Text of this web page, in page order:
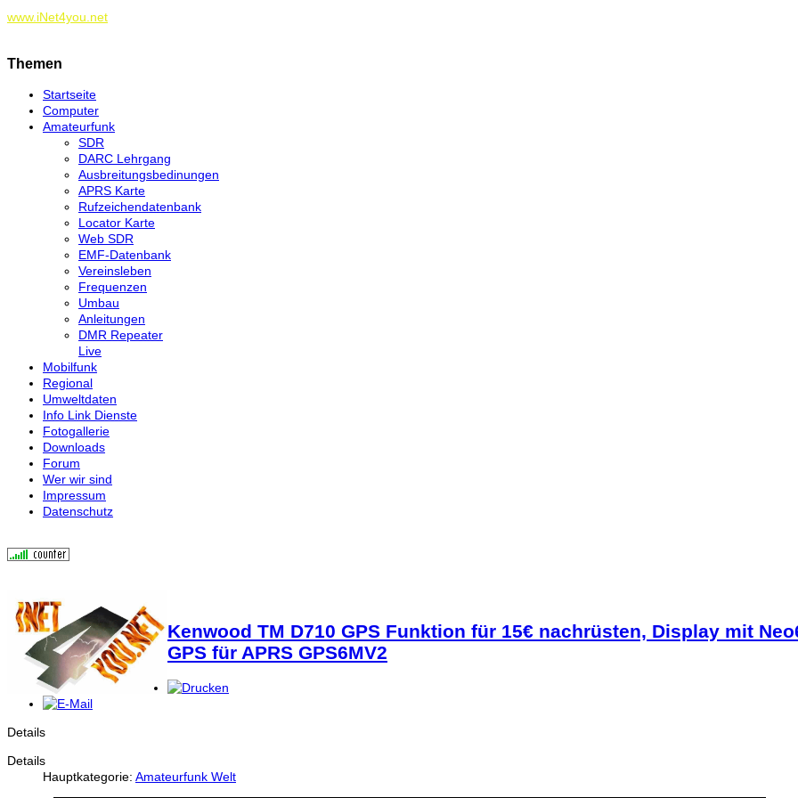
www.iNet4you.net
Themen
Startseite
Computer
Amateurfunk
SDR
DARC Lehrgang
Ausbreitungsbedinungen
APRS Karte
Rufzeichendatenbank
Locator Karte
Web SDR
EMF-Datenbank
Vereinsleben
Frequenzen
Umbau
Anleitungen
DMR Repeater
Live
Mobilfunk
Regional
Umweltdaten
Info Link Dienste
Fotogallerie
Downloads
Forum
Wer wir sind
Impressum
Datenschutz
Kenwood TM D710 GPS Funktion für 15€ nachrüsten, Display mit
GPS für APRS GPS6MV2
Details
Details
Hauptkategorie: Amateurfunk Welt